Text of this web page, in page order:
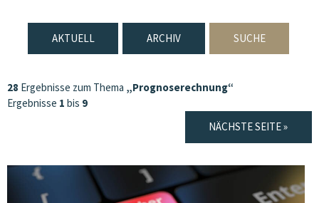
AKTUELL ARCHIV SUCHE
28 Ergebnisse zum Thema „Prognoserechnung“
Ergebnisse 1 bis 9
NÄCHSTE SEITE »